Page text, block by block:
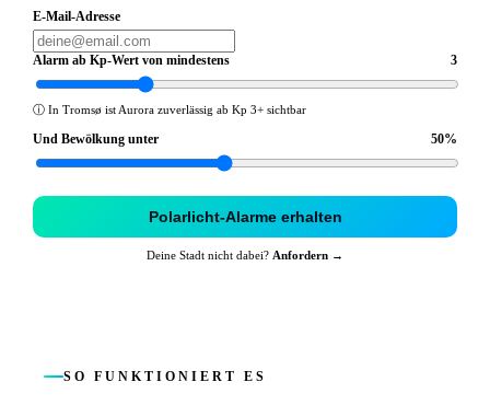
E-Mail-Adresse
Alarm ab Kp-Wert von mindestens 3
ⓘ In Tromsø ist Aurora zuverlässig ab Kp 3+ sichtbar
Und Bewölkung unter 50%
Polarlicht-Alarme erhalten
Deine Stadt nicht dabei? Anfordern →
SO FUNKTIONIERT ES